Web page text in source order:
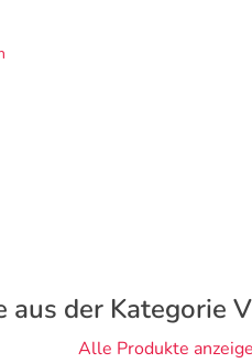
aus der Kategorie
Alle Produkte